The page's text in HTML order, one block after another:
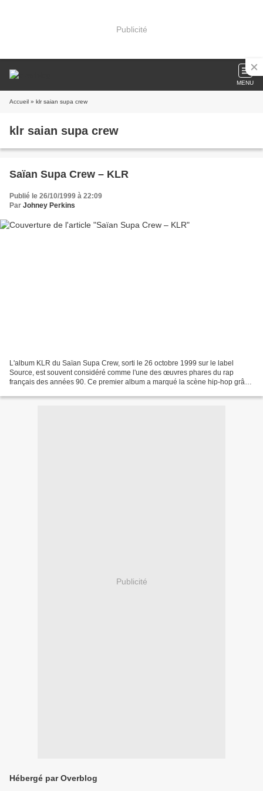
Publicité
MENU
Accueil » klr saian supa crew
klr saian supa crew
Saïan Supa Crew – KLR
Publié le 26/10/1999 à 22:09
Par Johney Perkins
L'album KLR du Saïan Supa Crew, sorti le 26 octobre 1999 sur le label
Source, est souvent considéré comme l'une des œuvres phares du rap
français des années 90. Ce premier album a marqué la scène hip-hop grâce
Publicité
Hébergé par Overblog